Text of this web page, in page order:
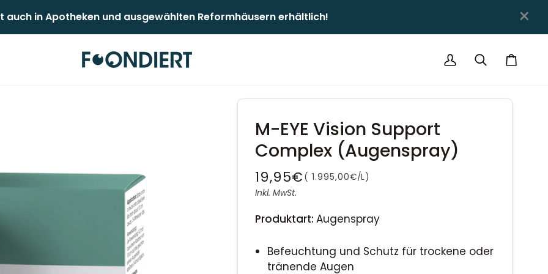
auch in Apotheken und ausgewählten Reformhäusern erhältlich!ㅤㅤ
Mein
Suchen
M-EYE Vision Support
Complex (Augenspray)
19,95€ ( STÜCKPREIS
1.995,00€/L)
Inkl. MwSt.
Produktart: Augenspray
Befeuchtung und Schutz für trockene oder
tränende Augen
×